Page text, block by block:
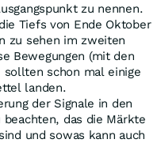
zu nennen.
Tiefs von Ende Oktober
zu sehen im zweiten
Bewegungen (mit den
sollten schon mal einige
landen.
der Signale in den
das die Märkte
und sowas kann auch